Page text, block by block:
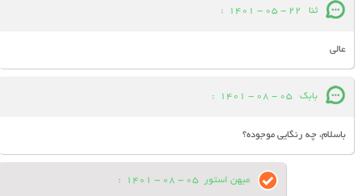
ثنا 22 - 05 - 1401
:
عالی
بابک 05 - 08 - 1401
:
باسلام، چه رنگایی موجوده؟
میهن استور 05 - 08 - 1401
: